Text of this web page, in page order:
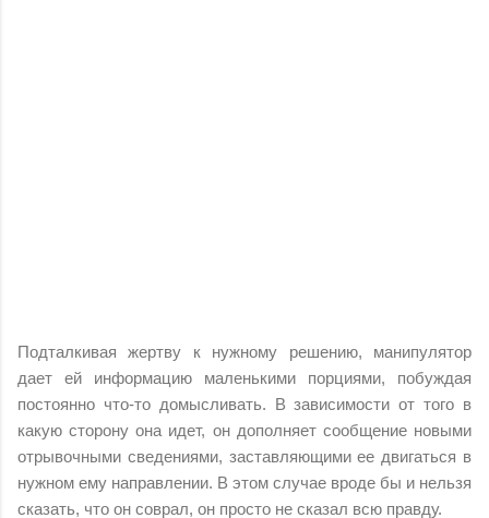
Подталкивая жертву к нужному решению, манипулятор
дает ей информацию маленькими порциями, побуждая
постоянно что-то домысливать. В зависимости от того в
какую сторону она идет, он дополняет сообщение новыми
отрывочными сведениями, заставляющими ее двигаться в
нужном ему направлении. В этом случае вроде бы и нельзя
сказать, что он соврал, он просто не сказал всю правду.